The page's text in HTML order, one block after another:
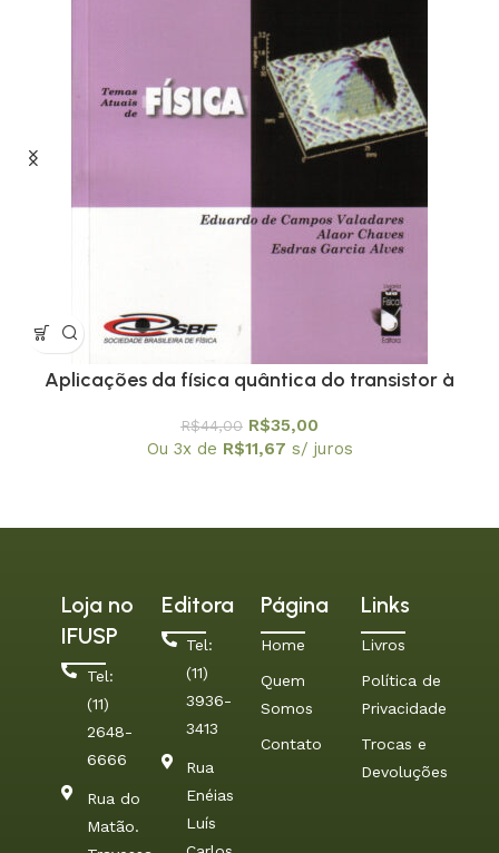
Aplicações da física quântica do transistor à
/ SBF
R$44,00 R$35,00
Ou 3x de R$11,67 s/ juros
Loja no
IFUSP
Tel:
(11)
2648-
6666
Rua do
Matão.
Editora
Tel:
(11)
3936-
3413
Rua
Enéias
Luís
Página
Home
Quem
Somos
Contato
Links
Livros
Política de
Privacidade
Trocas e
Devoluções